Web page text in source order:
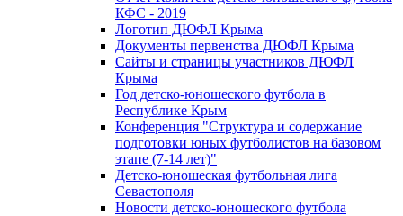
КФС - 2019
Логотип ДЮФЛ Крыма
Документы первенства ДЮФЛ Крыма
Сайты и страницы участников ДЮФЛ
Крыма
Год детско-юношеского футбола в
Республике Крым
Конференция "Структура и содержание
подготовки юных футболистов на базовом
этапе (7-14 лет)"
Детско-юношеская футбольная лига
Севастополя
Новости детско-юношеского футбола